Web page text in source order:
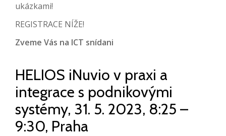
ukázkami!
REGISTRACE NÍŽE!
Zveme Vás na ICT snídani
HELIOS iNuvio v praxi a
integrace s podnikovými
systémy, 31. 5. 2023, 8:25 –
9:30, Praha